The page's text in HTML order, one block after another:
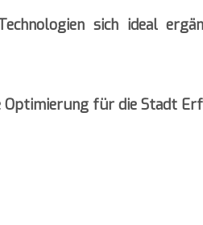
sich ideal
Optimierung für die Stadt